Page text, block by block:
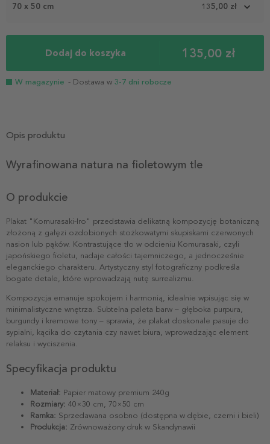
70 x 50 cm 135,00 zł
Dodaj do koszyka 135,00 zł
W magazynie - Dostawa w 3-7 dni robocze
Opis produktu
Wyrafinowana natura na fioletowym tle
O produkcie
Plakat "Komurasaki-Iro" przedstawia delikatną kompozycję botaniczną
złożoną z gałęzi ozdobionych stożkowatymi skupiskami czerwonych
nasion lub pąków. Kontrastujące tło w odcieniu Komurasaki, czyli
japońskiego fioletu, nadaje całości tajemniczego, a jednocześnie
eleganckiego charakteru. Artystyczny styl fotograficzny podkreśla
bogate detale, które wprowadzają nutę surrealizmu.
Kompozycja emanuje spokojem i harmonią, idealnie wpisując się w
minimalistyczne wnętrza. Subtelna paleta barw – głęboka purpura,
burgundy i kremowe tony – sprawia, że plakat doskonale pasuje do
sypialni, kącika do czytania czy nawet biura, wprowadzając element
relaksu i wyciszenia.
Specyfikacja produktu
Materiał: Papier matowy premium 240g
Rozmiary: 40×30 cm, 70×50 cm
Ramka: Sprzedawana osobno (dostępna w dębie, czerni i bieli)
Produkcja: Zrównoważony druk w Skandynawii